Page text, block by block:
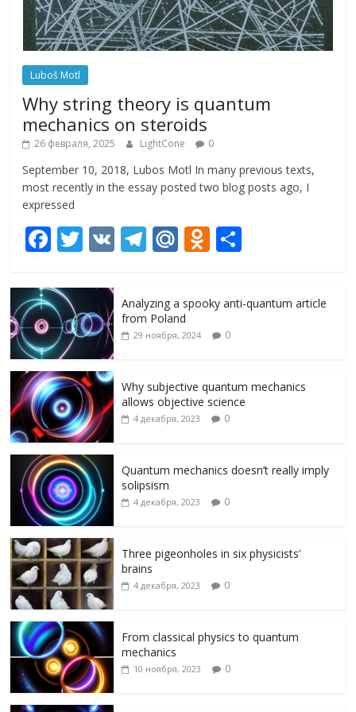
Luboš Motl
Why string theory is quantum
mechanics on steroids
26 февраля, 2025 LightCone 0
September 10, 2018, Lubos Motl In many previous texts,
most recently in the essay posted two blog posts ago, I
expressed
F
e
b
o
o
k
T
itt
er
V T
gr
a
M
R
u
O
n
o
kl
s
ni
р
и
т
Analyzing a spooky anti-quantum article
from Poland
29 ноября, 2024 0
Why subjective quantum mechanics
allows objective science
4 декабря, 2023 0
Quantum mechanics doesn’t really imply
solipsism
4 декабря, 2023 0
Three pigeonholes in six physicists’
brains
4 декабря, 2023 0
From classical physics to quantum
mechanics
10 ноября, 2023 0